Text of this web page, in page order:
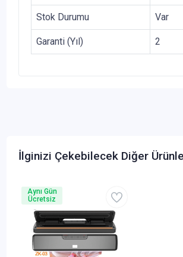
Stok Durumu Var
Garanti (Yıl) 2
İlginizi Çekebilecek Diğer
Aynı Gün
Ücretsiz